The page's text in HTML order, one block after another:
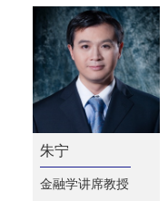
朱宁
金融学讲席教授